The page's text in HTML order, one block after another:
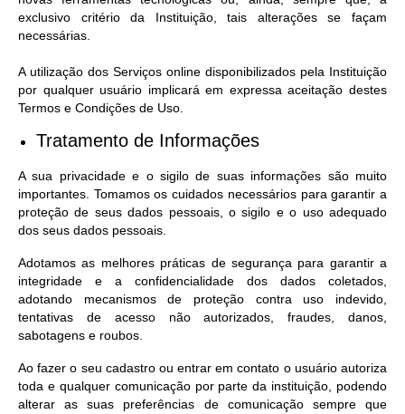
Enquete
Contratos
Diário Oficial
Contato
exclusivo critério da Instituição, tais alterações se façam
necessárias.
A utilização dos Serviços online disponibilizados pela Instituição
por qualquer usuário implicará em expressa aceitação destes
Termos e Condições de Uso.
Tratamento de Informações
A sua privacidade e o sigilo de suas informações são muito
importantes. Tomamos os cuidados necessários para garantir a
proteção de seus dados pessoais, o sigilo e o uso adequado
dos seus dados pessoais.
Adotamos as melhores práticas de segurança para garantir a
integridade e a confidencialidade dos dados coletados,
adotando mecanismos de proteção contra uso indevido,
tentativas de acesso não autorizados, fraudes, danos,
sabotagens e roubos.
Ao fazer o seu cadastro ou entrar em contato o usuário autoriza
toda e qualquer comunicação por parte da instituição, podendo
alterar as suas preferências de comunicação sempre que